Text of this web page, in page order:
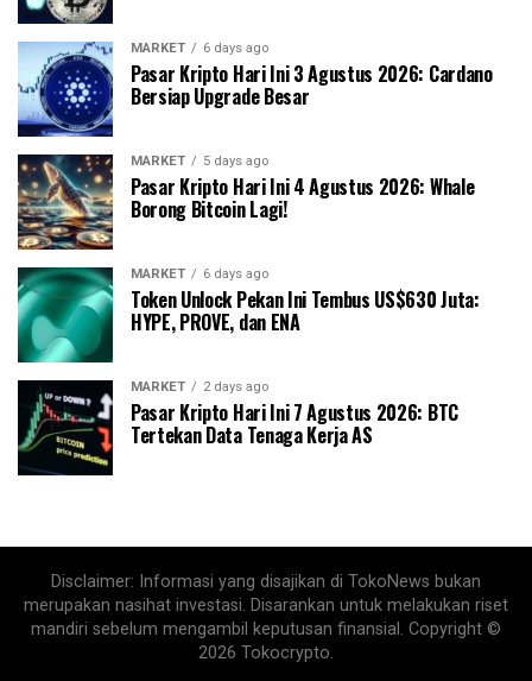
MARKET 6 days ago
Pasar Kripto Hari Ini 3 Agustus 2026: Cardano
Bersiap Upgrade Besar
MARKET 5 days ago
Pasar Kripto Hari Ini 4 Agustus 2026: Whale
Borong Bitcoin Lagi!
MARKET 6 days ago
Token Unlock Pekan Ini Tembus US$630 Juta:
HYPE, PROVE, dan ENA
MARKET 2 days ago
Pasar Kripto Hari Ini 7 Agustus 2026: BTC
Tertekan Data Tenaga Kerja AS
Disclaimer: Informasi yang disajikan di TokoNews bukan
merupakan nasihat investasi. Disarankan untuk melakukan riset
mandiri sebelum mengambil keputusan finansial. Copyright ©
2026 Tokocrypto.